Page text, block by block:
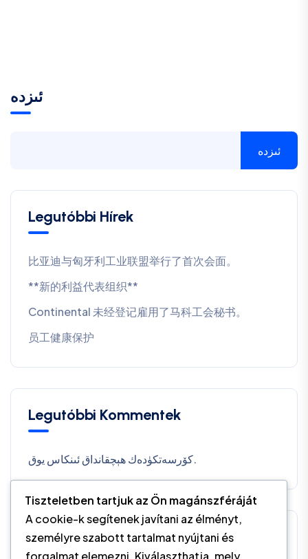
ئىزدە
ئىزدە
Legutóbbi Hírek
比亚迪与匈牙利工业联盟举行了首次会面。
**新的利益代表组织**
Continental 未经登记雇用了马科工会秘书。
员工健康保护
Legutóbbi Kommentek
كۆرسەتكۈدەك ھېچقانداق ئىنكاس يوق.
Kategóriák
Tiszteletben tartjuk az Ön magánszféráját
A cookie-k segítenek javítani az élményt,
személyre szabott tartalmat nyújtani és
forgalmat elemezni. Kiválaszthatja, mely